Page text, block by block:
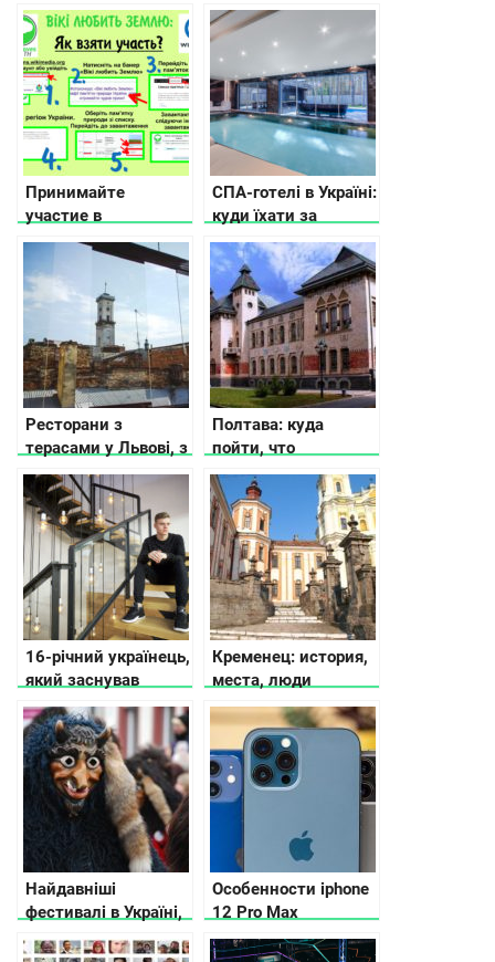
Принимайте
участие в
фотоконкурсе «Вики
любит Землю» 2019
СПА-готелі в Україні:
куди їхати за
релаксом
Ресторани з
терасами у Львові, з
яких видно дахи
старого міста
Полтава: куда
пойти, что
посмотреть, где
остановиться
16-річний українець,
який заснував
стартап на
півмільйона доларів
Кременец: история,
места, люди
Найдавніші
фестивалі в Україні,
що проводяться й
Особенности iphone
12 Pro Max